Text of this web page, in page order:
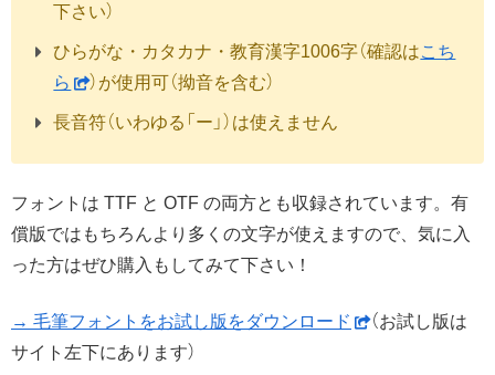
下さい）
ひらがな・カタカナ・教育漢字1006字（確認はこち
ら
）が使用可（拗音を含む）
長音符（いわゆる「ー」）は使えません
フォントは TTF と OTF の両方とも収録されています。有
償版ではもちろんより多くの文字が使えますので、気に入
った方はぜひ購入もしてみて下さい！
→ 毛筆フォントをお試し版をダウンロード
（お試し版は
サイト左下にあります）